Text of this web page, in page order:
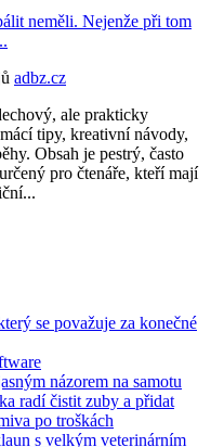
neměli. Nejenže při tom
adbz.cz
ale prakticky
tipy, kreativní návody,
Obsah je pestrý, často
pro čtenáře, kteří mají
se považuje za konečné
názorem na samotu
radí čistit zuby a přidat
po troškách
s velkým veterinárním